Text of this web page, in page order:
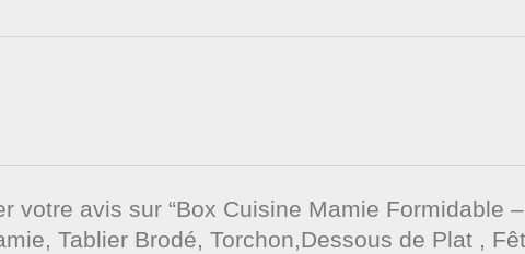
votre avis sur “Box Cuisine Mamie Formidable –
Tablier Brodé, Torchon,Dessous de Plat ,